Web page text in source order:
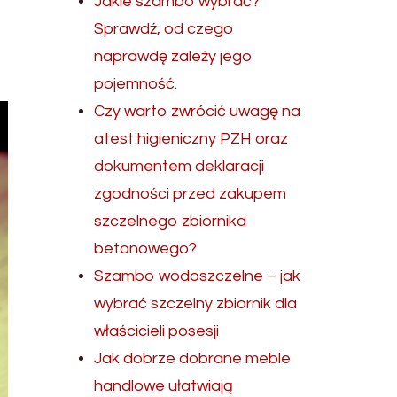
Sprawdź, od czego
naprawdę zależy jego
pojemność.
Czy warto zwrócić uwagę na
atest higieniczny PZH oraz
dokumentem deklaracji
zgodności przed zakupem
szczelnego zbiornika
betonowego?
Szambo wodoszczelne – jak
wybrać szczelny zbiornik dla
właścicieli posesji
Jak dobrze dobrane meble
handlowe ułatwiają